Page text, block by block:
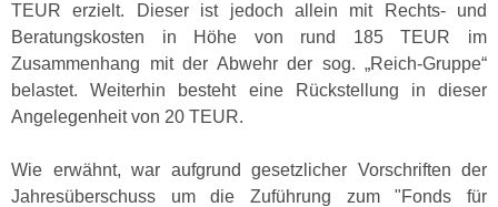
TEUR erzielt. Dieser ist jedoch allein mit Rechts- und
Beratungskosten in Höhe von rund 185 TEUR im
Zusammenhang mit der Abwehr der sog. „Reich-Gruppe“
belastet. Weiterhin besteht eine Rückstellung in dieser
Angelegenheit von 20 TEUR.
Wie erwähnt, war aufgrund gesetzlicher Vorschriften der
Jahresüberschuss um die Zuführung zum "Fonds für